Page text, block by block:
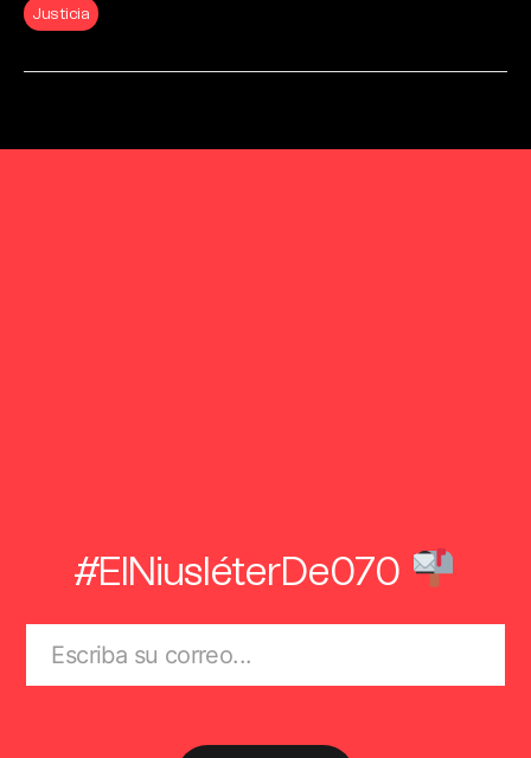
Justicia
#ElNiusléterDe070